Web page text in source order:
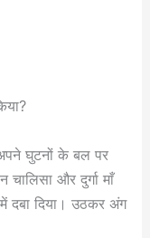
घुटनों के बल पर
और दुर्गा माँ
दबा दिया। उठकर अंग